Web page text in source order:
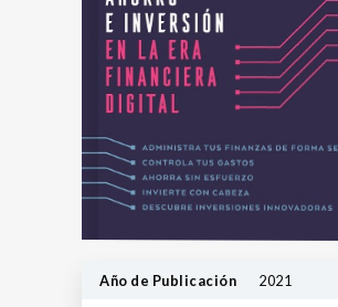
Año de Publicación 2021